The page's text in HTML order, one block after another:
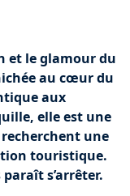
et le glamour du
au cœur du
aux
elle est une
une
touristique.
s’arrêter.